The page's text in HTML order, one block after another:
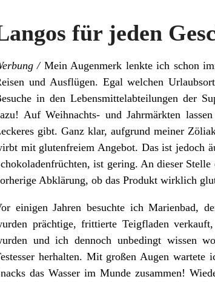
für jeden
/Mein Augenmerk lenkte ich schon
und Ausflügen. Egal welchen
in den Lebensmittelabteilungen der
Auf Weihnachts- und Jahrmärkten
gibt. Ganz klar, aufgrund meiner
mit glutenfreiem Angebot. Das ist jedoch
ist gering. An dieser
Abklärung, ob das Produkt wirklich
einigen Jahren besuchte ich Marienbad,
prächtige, frittierte Teigfladen
und ich dennoch unbedingt wissen
herhalten. Mit großen Augen
das Wasser im Munde zusammen!